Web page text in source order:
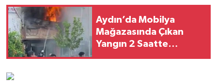
Aydın’da Mobilya
Mağazasında Çıkan
Yangın 2 Saatte